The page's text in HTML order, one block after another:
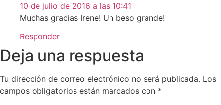
10 de julio de 2016 a las 10:41
Muchas gracias Irene! Un beso grande!
Responder
Deja una respuesta
Tu dirección de correo electrónico no será publicada. Los
campos obligatorios están marcados con *